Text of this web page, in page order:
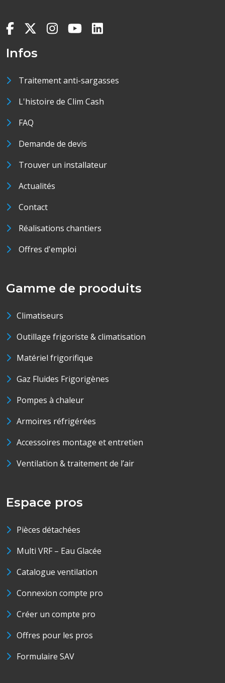
Infos
Traitement anti-sargasses
L'histoire de Clim Cash
FAQ
Demande de devis
Trouver un installateur
Actualités
Contact
Réalisations chantiers
Offres d'emploi
Gamme de prooduits
Climatiseurs
Outillage frigoriste & climatisation
Matériel frigorifique
Gaz Fluides Frigorigènes
Pompes à chaleur
Armoires réfrigérées
Accessoires montage et entretien
Ventilation & traitement de l’air
Espace pros
Pièces détachées
Multi VRF – Eau Glacée
Catalogue ventilation
Connexion compte pro
Créer un compte pro
Offres pour les pros
Formulaire SAV